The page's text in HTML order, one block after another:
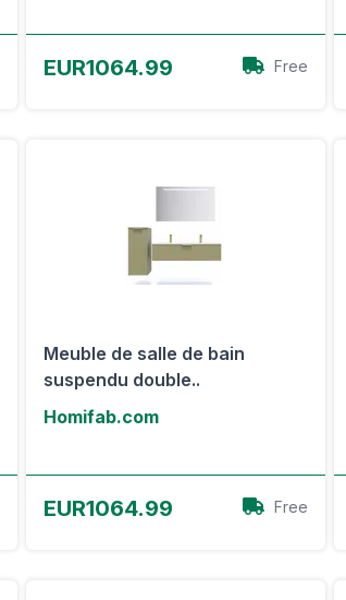
EUR1064.99 Free
Meuble de salle de bain
suspendu double..
Homifab.com
EUR1064.99 Free